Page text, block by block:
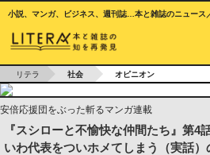
小説、マンガ、ビジネス、週刊誌…本と雑誌のニュース
リテラ 社会 オピニオン
安倍応援団をぶった斬るマンガ連載
『スシローと不愉快な仲間たち』第
いわ代表をついホメてしまう（実話）